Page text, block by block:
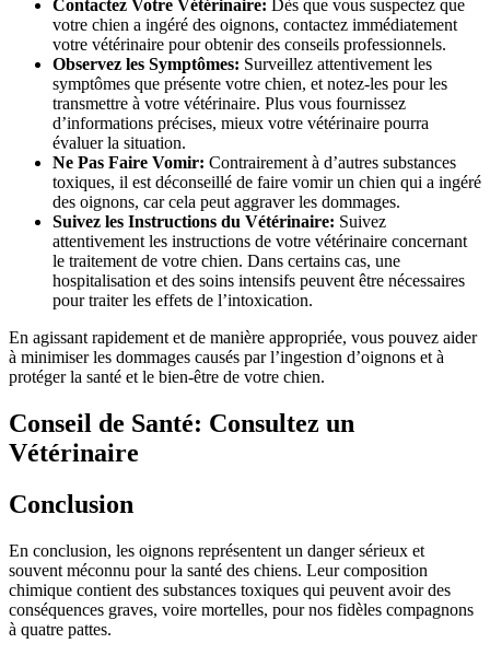
Contactez Votre Vétérinaire: Dès que vous suspectez que
votre chien a ingéré des oignons, contactez immédiatement
votre vétérinaire pour obtenir des conseils professionnels.
Observez les Symptômes: Surveillez attentivement les
symptômes que présente votre chien, et notez-les pour les
transmettre à votre vétérinaire. Plus vous fournissez
d’informations précises, mieux votre vétérinaire pourra
évaluer la situation.
Ne Pas Faire Vomir: Contrairement à d’autres substances
toxiques, il est déconseillé de faire vomir un chien qui a ingéré
des oignons, car cela peut aggraver les dommages.
Suivez les Instructions du Vétérinaire: Suivez
attentivement les instructions de votre vétérinaire concernant
le traitement de votre chien. Dans certains cas, une
hospitalisation et des soins intensifs peuvent être nécessaires
pour traiter les effets de l’intoxication.
En agissant rapidement et de manière appropriée, vous pouvez aider
à minimiser les dommages causés par l’ingestion d’oignons et à
protéger la santé et le bien-être de votre chien.
Conseil de Santé: Consultez un
Vétérinaire
Conclusion
En conclusion, les oignons représentent un danger sérieux et
souvent méconnu pour la santé des chiens. Leur composition
chimique contient des substances toxiques qui peuvent avoir des
conséquences graves, voire mortelles, pour nos fidèles compagnons
à quatre pattes.